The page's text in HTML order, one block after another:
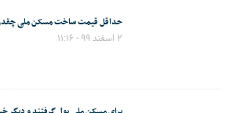
حداقل قیمت ساخت مسکن ملی
۲ اسفند ۹۹ - ۱۱:۱۶